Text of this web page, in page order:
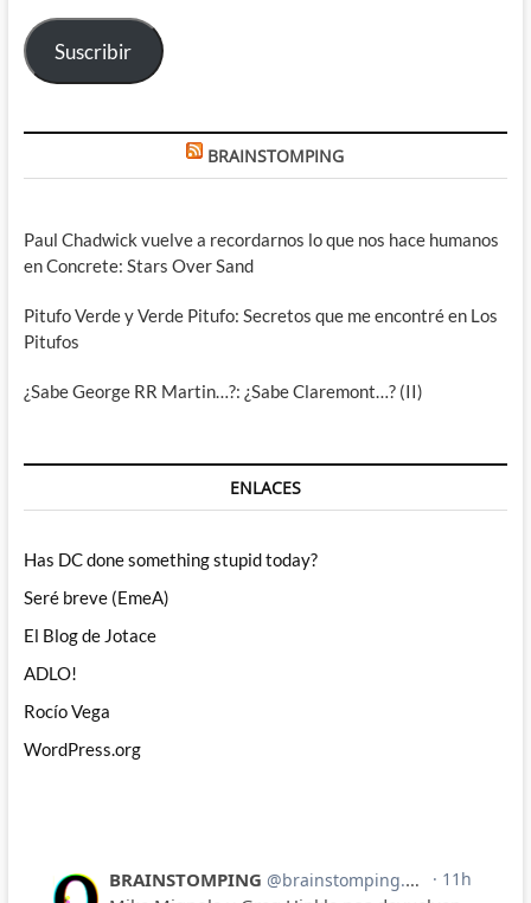
electrónico
Suscribir
BRAINSTOMPING
Paul Chadwick vuelve a recordarnos lo que nos hace humanos
en Concrete: Stars Over Sand
Pitufo Verde y Verde Pitufo: Secretos que me encontré en Los
Pitufos
¿Sabe George RR Martin…?: ¿Sabe Claremont…? (II)
ENLACES
Has DC done something stupid today?
Seré breve (EmeA)
El Blog de Jotace
ADLO!
Rocío Vega
WordPress.org